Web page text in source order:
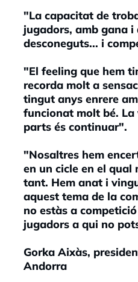
"La capacitat de
jugadors, amb gana
desconeguts... i
"El feeling que hem
recorda molt a
tingut anys enrere
funcionat molt bé.
parts és continuar".
"Nosaltres hem
en un cicle en el qual
tant. Hem anat i
aquest tema de la
no estàs a
jugadors a qui no
Gorka Aixàs,
Andorra